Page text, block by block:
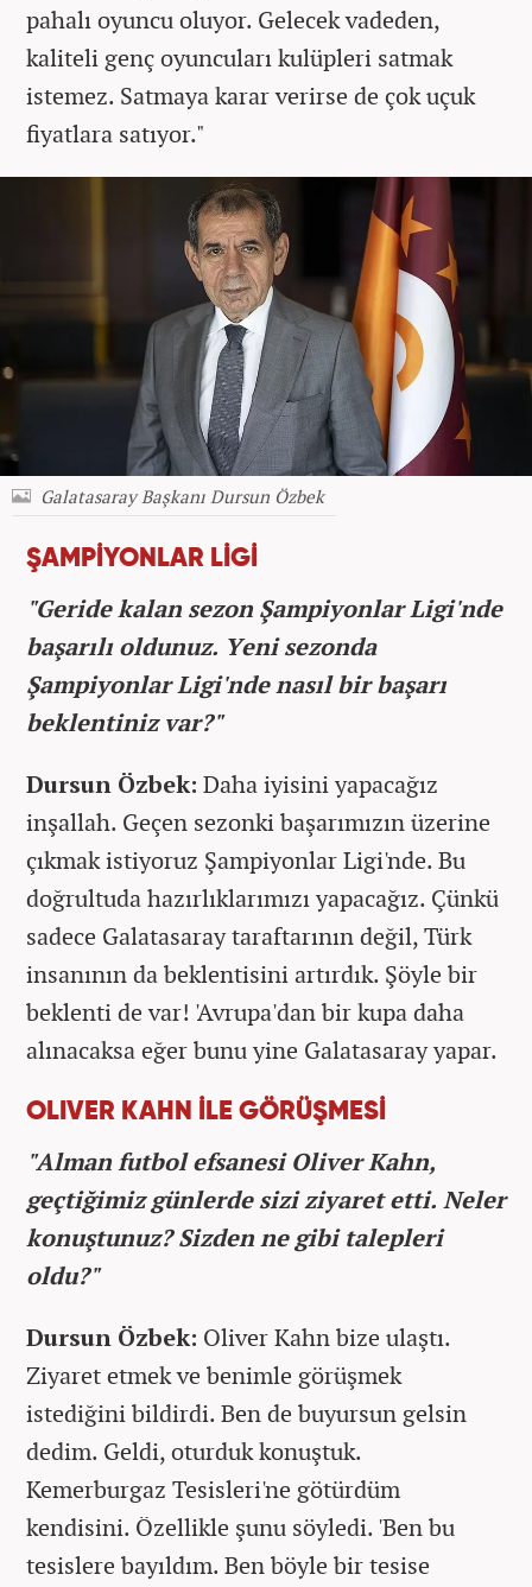
pahalı oyuncu oluyor. Gelecek vadeden,
kaliteli genç oyuncuları kulüpleri satmak
istemez. Satmaya karar verirse de çok uçuk
fiyatlara satıyor."
Galatasaray Başkanı Dursun Özbek
ŞAMPİYONLAR LİGİ
"Geride kalan sezon Şampiyonlar Ligi'nde
başarılı oldunuz. Yeni sezonda
Şampiyonlar Ligi'nde nasıl bir başarı
beklentiniz var?"
Dursun Özbek: Daha iyisini yapacağız
inşallah. Geçen sezonki başarımızın üzerine
çıkmak istiyoruz Şampiyonlar Ligi'nde. Bu
doğrultuda hazırlıklarımızı yapacağız. Çünkü
sadece Galatasaray taraftarının değil, Türk
insanının da beklentisini artırdık. Şöyle bir
beklenti de var! 'Avrupa'dan bir kupa daha
alınacaksa eğer bunu yine Galatasaray yapar.
OLIVER KAHN İLE GÖRÜŞMESİ
"Alman futbol efsanesi Oliver Kahn,
geçtiğimiz günlerde sizi ziyaret etti. Neler
konuştunuz? Sizden ne gibi talepleri
oldu?"
Dursun Özbek: Oliver Kahn bize ulaştı.
Ziyaret etmek ve benimle görüşmek
istediğini bildirdi. Ben de buyursun gelsin
dedim. Geldi, oturduk konuştuk.
Kemerburgaz Tesisleri'ne götürdüm
kendisini. Özellikle şunu söyledi. 'Ben bu
tesislere bayıldım. Ben böyle bir tesise